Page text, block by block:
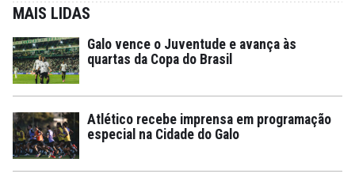
MAIS LIDAS
Galo vence o Juventude e avança às
quartas da Copa do Brasil
Atlético recebe imprensa em programação
especial na Cidade do Galo